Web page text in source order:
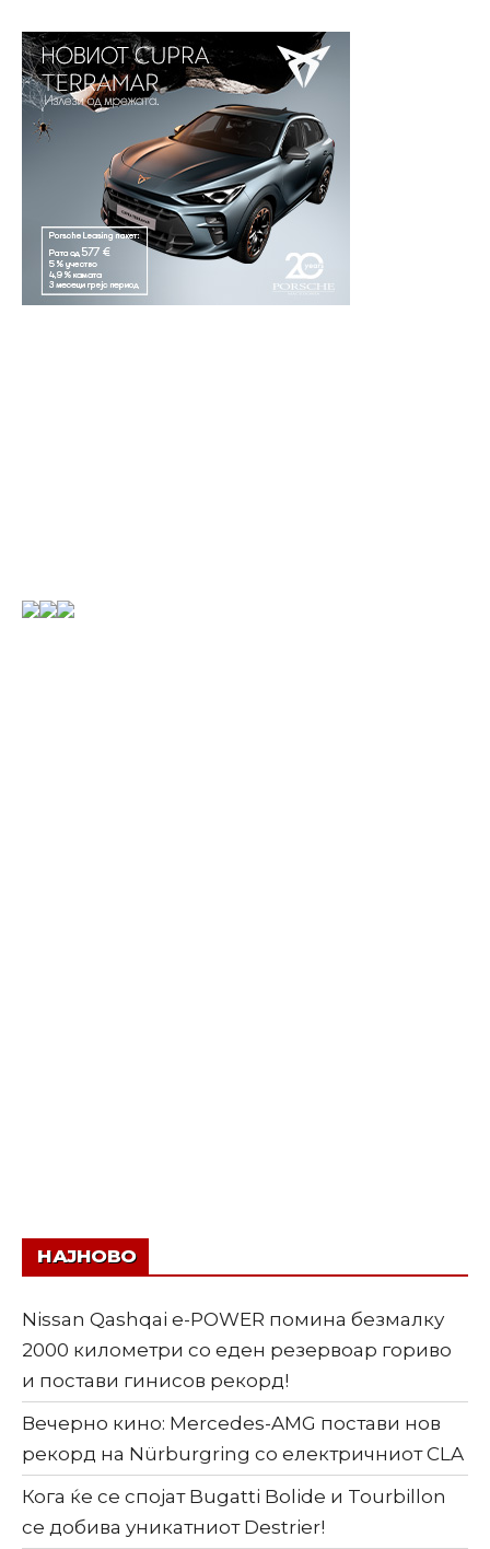
НАЈНОВО
Nissan Qashqai e-POWER помина безмалку
2000 километри со еден резервоар гориво
и постави гинисов рекорд!
Вечерно кино: Mercedes-AMG постави нов
рекорд на Nürburgring со електричниот CLA
Кога ќе се спојат Bugatti Bolide и Tourbillon
се добива уникатниот Destrier!